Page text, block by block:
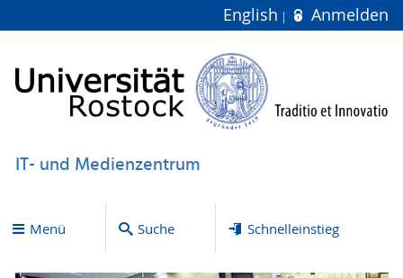
English Anmelden
IT- und Medienzentrum
Menü Suche Schnelleinstieg